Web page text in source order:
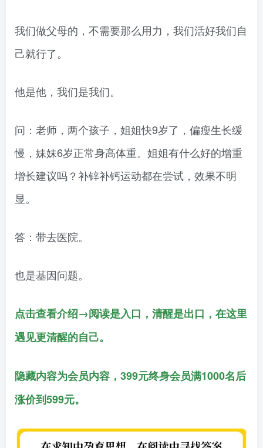
我们做父母的，不需要那么用力，我们活好我们自
己就行了。
他是他，我们是我们。
问：老师，两个孩子，姐姐快9岁了，偏瘦生长缓
慢，妹妹6岁正常身高体重。姐姐有什么好的增重
增长建议吗？补锌补钙运动都在尝试，效果不明
显。
答：带去医院。
也是基因问题。
点击查看介绍→阅读是入口，清醒是出口，在这里
遇见更清醒的自己。
隐藏内容为会员内容，399元终身会员满1000名后
涨价到599元。